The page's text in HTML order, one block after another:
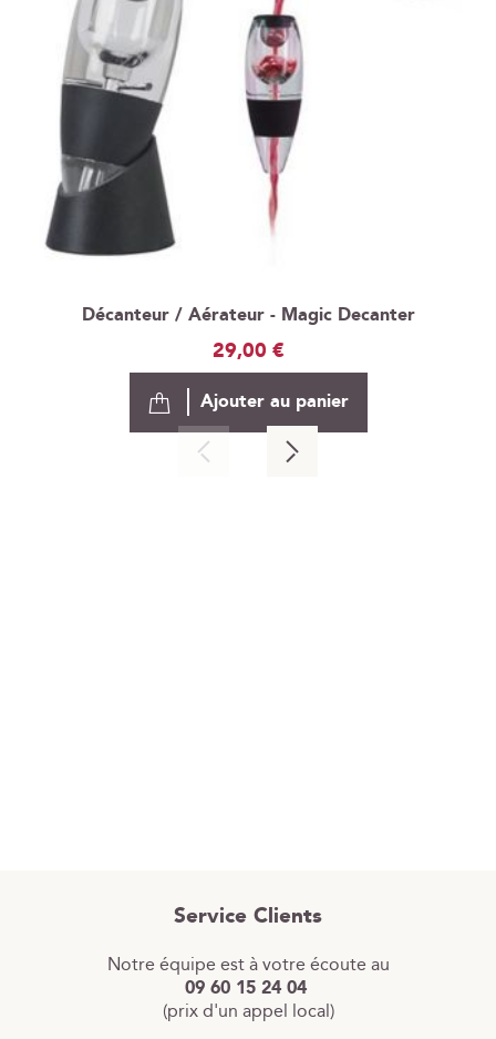
Décanteur / Aérateur - Magic Decanter
29,00 €
Ajouter au panier
Service Clients
Notre équipe est à votre écoute au
09 60 15 24 04
(prix d'un appel local)